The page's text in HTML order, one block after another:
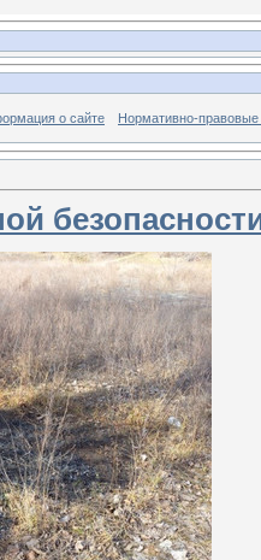
о сайте Нормативно-правовые